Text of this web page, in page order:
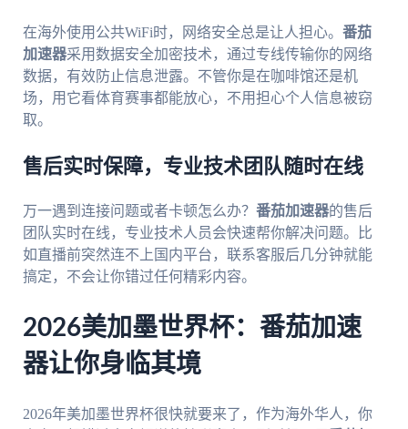
在海外使用公共WiFi时，网络安全总是让人担心。 番茄
加速器采用数据安全加密技术，通过专线传输你的网络
数据，有效防止信息泄露。不管你是在咖啡馆还是机
场，用它看体育赛事都能放心，不用担心个人信息被窃
取。
售后实时保障，专业技术团队随时在线
万一遇到连接问题或者卡顿怎么办？ 番茄加速器的售后
团队实时在线，专业技术人员会快速帮你解决问题。比
如直播前突然连不上国内平台，联系客服后几分钟就能
搞定，不会让你错过任何精彩内容。
2026美加墨世界杯：番茄加速
器让你身临其境
2026年美加墨世界杯很快就要来了，作为海外华人，你